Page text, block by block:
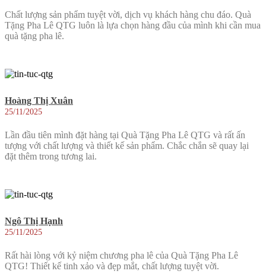
Chất lượng sản phẩm tuyệt vời, dịch vụ khách hàng chu đáo. Quà
Tặng Pha Lê QTG luôn là lựa chọn hàng đầu của mình khi cần mua
quà tặng pha lê.
Hoàng Thị Xuân
25/11/2025
Lần đầu tiên mình đặt hàng tại Quà Tặng Pha Lê QTG và rất ấn
tượng với chất lượng và thiết kế sản phẩm. Chắc chắn sẽ quay lại
đặt thêm trong tương lai.
Ngô Thị Hạnh
25/11/2025
Rất hài lòng với kỷ niệm chương pha lê của Quà Tặng Pha Lê
QTG! Thiết kế tinh xảo và đẹp mắt, chất lượng tuyệt vời.